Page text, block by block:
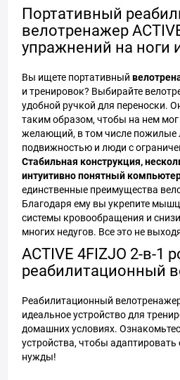
Портативный
велотренажер
упражнений на ноги
Вы ищете портативный
и тренировок? Выбирайте
удобной ручкой для переноски.
таким образом, чтобы на нем
желающий, в том числе пожилые
подвижностью и люди с
Стабильная конструкция,
интуитивно понятный
единственные преимущества
Благодаря ему вы укрепите
системы кровообращения и
многих недугов. Все это не
ACTIVE 4FIZJO 2-в-1
реабилитационный
Реабилитационный
идеальное устройство для
домашних условиях.
устройства, чтобы
нужды!